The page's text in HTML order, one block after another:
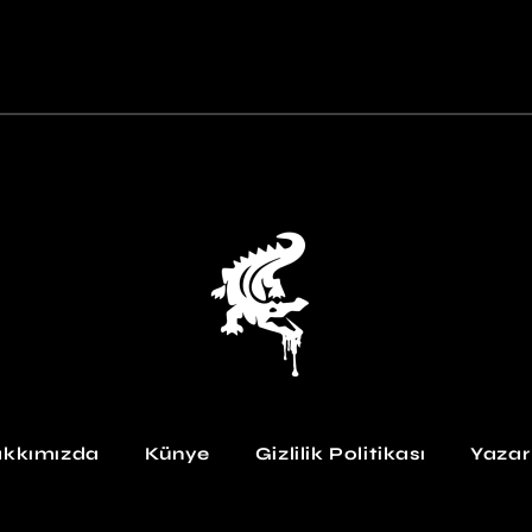
Künye Gizlilik Politikası